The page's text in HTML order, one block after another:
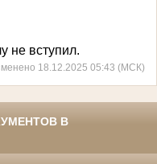
не вступил.
18.12.2025 05:43 (МСК)
В